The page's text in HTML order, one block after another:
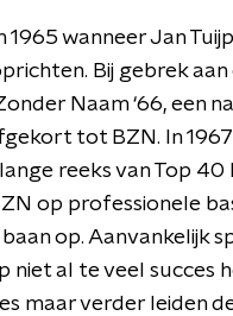
wanneer Jan
Bij gebrek aan
Naam ‘66, een
tot BZN. In
reeks van Top 40
op professionele
op. Aanvankelijk
niet al te veel succes
maar verder leiden